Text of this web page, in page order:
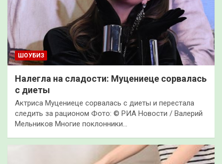
ШОУБИЗ
Налегла на сладости: Муцениеце сорвалась
с диеты
Актриса Муцениеце сорвалась с диеты и перестала
следить за рационом Фото: © РИА Новости / Валерий
Мельников Многие поклонники…